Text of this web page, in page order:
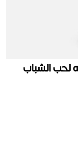
لحب الشباب